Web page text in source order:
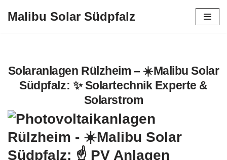
Malibu Solar Südpfalz
Solaranlagen Rülzheim – ☀️Malibu Solar
Südpfalz: ✨ Solartechnik Experte &
Solarstrom